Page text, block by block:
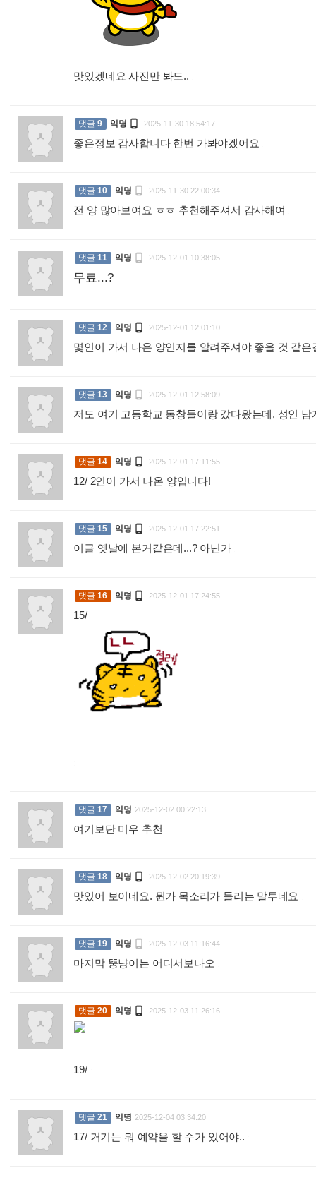
맛있겠네요 사진만 봐도..
댓글 9 익명  2025-11-30 18:54:17
좋은정보 감사합니다 한번 가봐야겠어요
댓글 10 익명  2025-11-30 22:00:34
전 양 많아보여요 ㅎㅎ 추천해주셔서 감사해여
댓글 11 익명  2025-12-01 10:38:05
무료...?
댓글 12 익명  2025-12-01 12:01:10
몇인이 가서 나온 양인지를 알려주셔야 좋을 것 같
댓글 13 익명  2025-12-01 12:58:09
저도 여기 고등학교 동창들이랑 갔다왔는데, 성인
댓글 14 익명  2025-12-01 17:11:55
12/ 2인이 가서 나온 양입니다!
댓글 15 익명  2025-12-01 17:22:51
이글 옛날에 본거같은데...? 아닌가
댓글 16 익명  2025-12-01 17:24:55
15/
댓글 17 익명 2025-12-02 00:22:13
여기보단 미우 추천
댓글 18 익명  2025-12-02 20:19:39
맛있어 보이네요. 뭔가 목소리가 들리는 말투네요
댓글 19 익명  2025-12-03 11:16:44
마지막 뚱냥이는 어디서보나오
댓글 20 익명  2025-12-03 11:26:16
19/
댓글 21 익명 2025-12-04 03:34:20
17/ 거기는 뭐 예약을 할 수가 있어야..